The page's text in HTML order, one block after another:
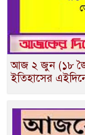
আজ ২ জুন (১৮
ইতিহাসের